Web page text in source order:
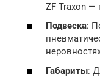
ZF Traxon —
Подвеска:
Габариты: